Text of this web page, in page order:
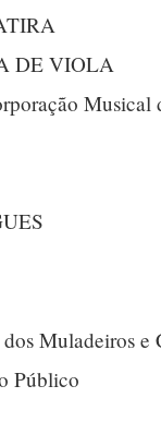
DE VIOLA
Musical
Muladeiros e
Público